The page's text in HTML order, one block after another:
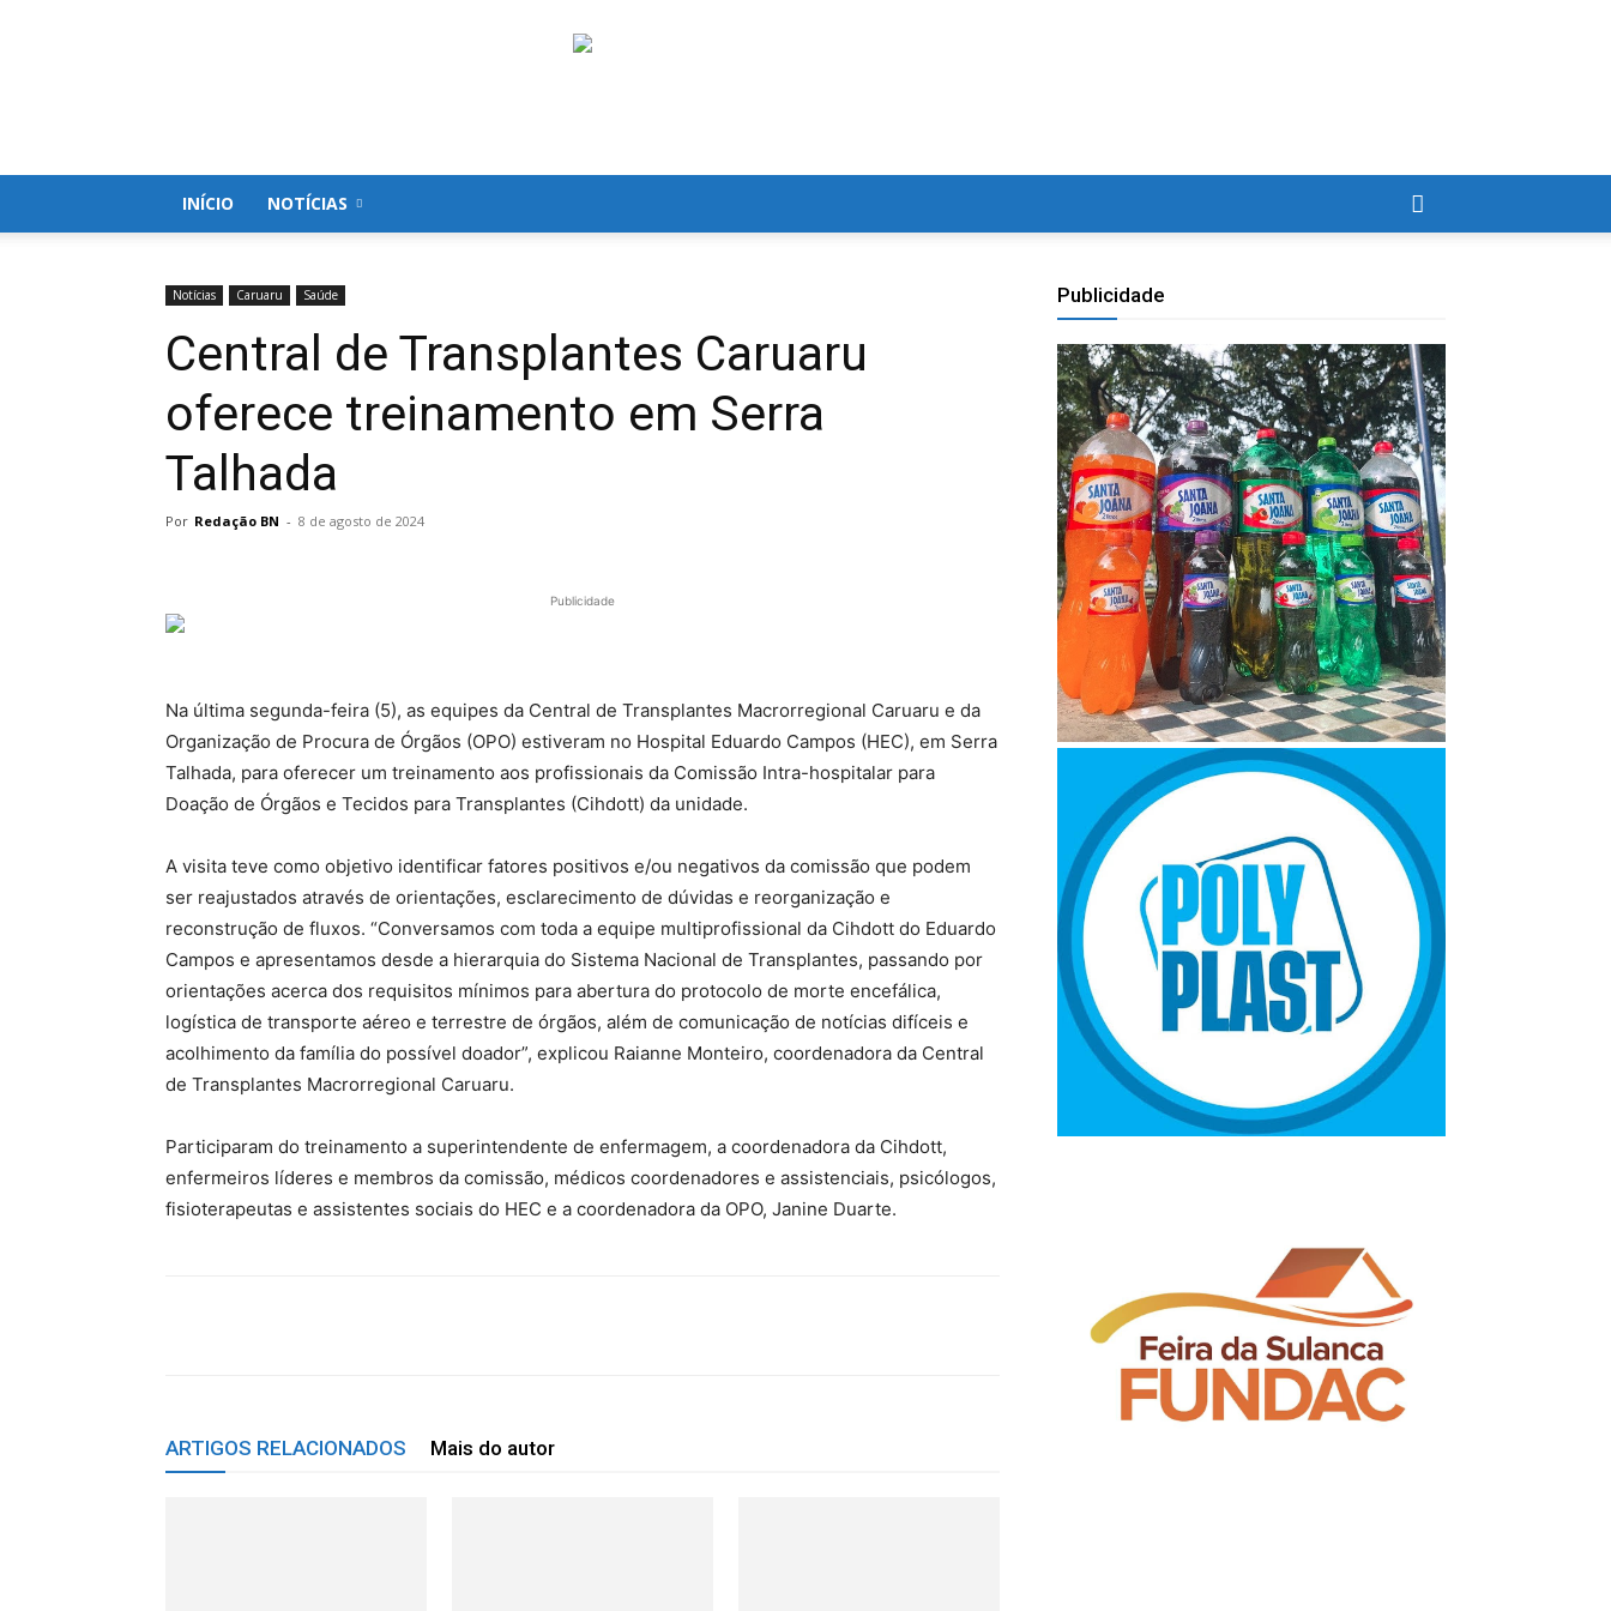
INÍCIO NOTÍCIAS
Notícias Caruaru Saúde
Central de Transplantes Caruaru
oferece treinamento em Serra
Talhada
Por Redação BN - 8 de agosto de 2024
Publicidade
Na última segunda-feira (5), as equipes da Central de Transplantes Macrorregional Caruaru e da
Organização de Procura de Órgãos (OPO) estiveram no Hospital Eduardo Campos (HEC), em Serra
Talhada, para oferecer um treinamento aos profissionais da Comissão Intra-hospitalar para
Doação de Órgãos e Tecidos para Transplantes (Cihdott) da unidade.
A visita teve como objetivo identificar fatores positivos e/ou negativos da comissão que podem
ser reajustados através de orientações, esclarecimento de dúvidas e reorganização e
reconstrução de fluxos. “Conversamos com toda a equipe multiprofissional da Cihdott do Eduardo
Campos e apresentamos desde a hierarquia do Sistema Nacional de Transplantes, passando por
orientações acerca dos requisitos mínimos para abertura do protocolo de morte encefálica,
logística de transporte aéreo e terrestre de órgãos, além de comunicação de notícias difíceis e
acolhimento da família do possível doador”, explicou Raianne Monteiro, coordenadora da Central
de Transplantes Macrorregional Caruaru.
Participaram do treinamento a superintendente de enfermagem, a coordenadora da Cihdott,
enfermeiros líderes e membros da comissão, médicos coordenadores e assistenciais, psicólogos,
fisioterapeutas e assistentes sociais do HEC e a coordenadora da OPO, Janine Duarte.
ARTIGOS RELACIONADOS Mais do autor
Publicidade